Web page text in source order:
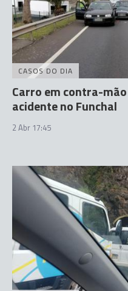
CASOS DO DIA
Carro em contra-
acidente no Funchal
2 Abr 17:45